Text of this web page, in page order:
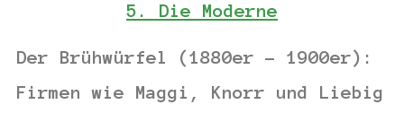
5. Die Moderne
Der Brühwürfel (1880er – 1900er):
Firmen wie Maggi, Knorr und Liebig